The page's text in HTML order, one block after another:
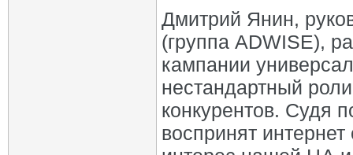
Дмитрий Янин,
(группа ADWISE),
кампании
нестандартный
конкурентов. Судя
воспринят